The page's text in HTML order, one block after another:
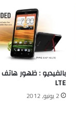
LTE
2 يونيو, 2012